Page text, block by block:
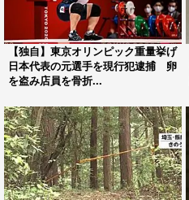
【独自】東京オリンピック重量挙げ
日本代表の元選手を現行犯逮捕 卵
を盗み店員を骨折...